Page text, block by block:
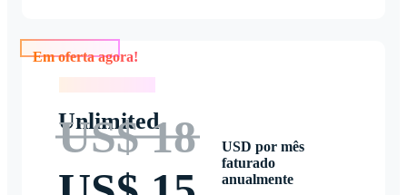
Unlimited
US$ 18
USD por mês
faturado
anualmente